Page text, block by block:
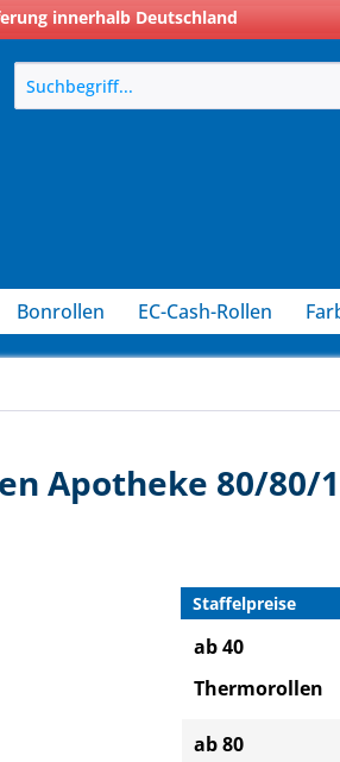
innerhalb Deutschland
Bonrollen EC-Cash-Rollen
Apotheke 80/80/
Staffelpreise
ab 40
Thermorollen
ab 80